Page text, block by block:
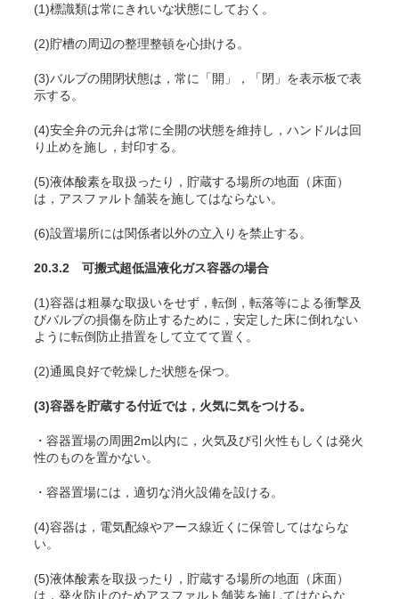
(1)標識類は常にきれいな状態にしておく。
(2)貯槽の周辺の整理整頓を心掛ける。
(3)バルブの開閉状態は，常に「開」，「閉」を表示板で表
示する。
(4)安全弁の元弁は常に全開の状態を維持し，ハンドルは回
り止めを施し，封印する。
(5)液体酸素を取扱ったり，貯蔵する場所の地面（床面）
は，アスファルト舗装を施してはならない。
(6)設置場所には関係者以外の立入りを禁止する。
20.3.2 可搬式超低温液化ガス容器の場合
(1)容器は粗暴な取扱いをせず，転倒，転落等による衝撃及
びバルブの損傷を防止するために，安定した床に倒れない
ように転倒防止措置をして立てて置く。
(2)通風良好で乾燥した状態を保つ。
(3)容器を貯蔵する付近では，火気に気をつける。
・容器置場の周囲2m以内に，火気及び引火性もしくは発火
性のものを置かない。
・容器置場には，適切な消火設備を設ける。
(4)容器は，電気配線やアース線近くに保管してはならな
い。
(5)液体酸素を取扱ったり，貯蔵する場所の地面（床面）
は，発火防止のためアスファルト舗装を施してはならな